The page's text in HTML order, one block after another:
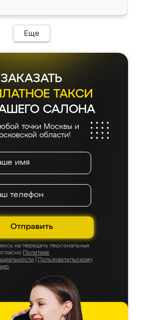
Еще
ЗАКАЗАТЬ
ТАКСИ
САЛОНА
точки Москвы и
области!
Отправить
на передачу персональных
Политике
Пользовательскому